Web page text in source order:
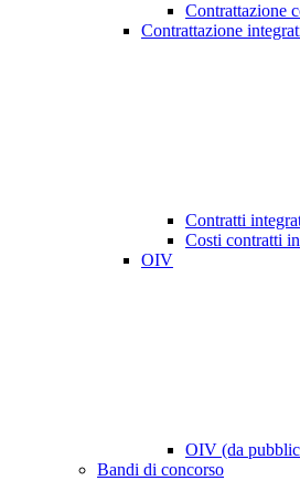
Contrattazione
Contrattazione
Contratti
Costi contratti
OIV
OIV (da
Bandi di concorso